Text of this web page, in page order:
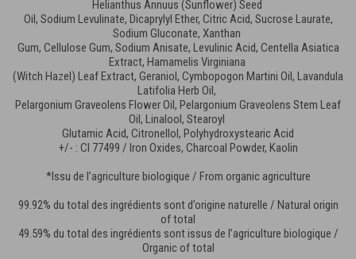
Helianthus Annuus (Sunflower) Seed
Oil, Sodium Levulinate, Dicaprylyl Ether, Citric Acid, Sucrose Laurate,
Sodium Gluconate, Xanthan
Gum, Cellulose Gum, Sodium Anisate, Levulinic Acid, Centella Asiatica
Extract, Hamamelis Virginiana
(Witch Hazel) Leaf Extract, Geraniol, Cymbopogon Martini Oil, Lavandula
Latifolia Herb Oil,
Pelargonium Graveolens Flower Oil, Pelargonium Graveolens Stem Leaf
Oil, Linalool, Stearoyl
Glutamic Acid, Citronellol, Polyhydroxystearic Acid
+/- : CI 77499 / Iron Oxides, Charcoal Powder, Kaolin
*Issu de l’agriculture biologique / From organic agriculture
99.92% du total des ingrédients sont d’origine naturelle / Natural origin
of total
49.59% du total des ingrédients sont issus de l’agriculture biologique /
Organic of total